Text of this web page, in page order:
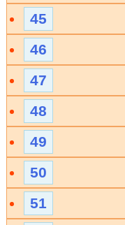
45
46
47
48
49
50
51